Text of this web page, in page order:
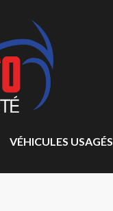
VÉHICULES USAGÉS